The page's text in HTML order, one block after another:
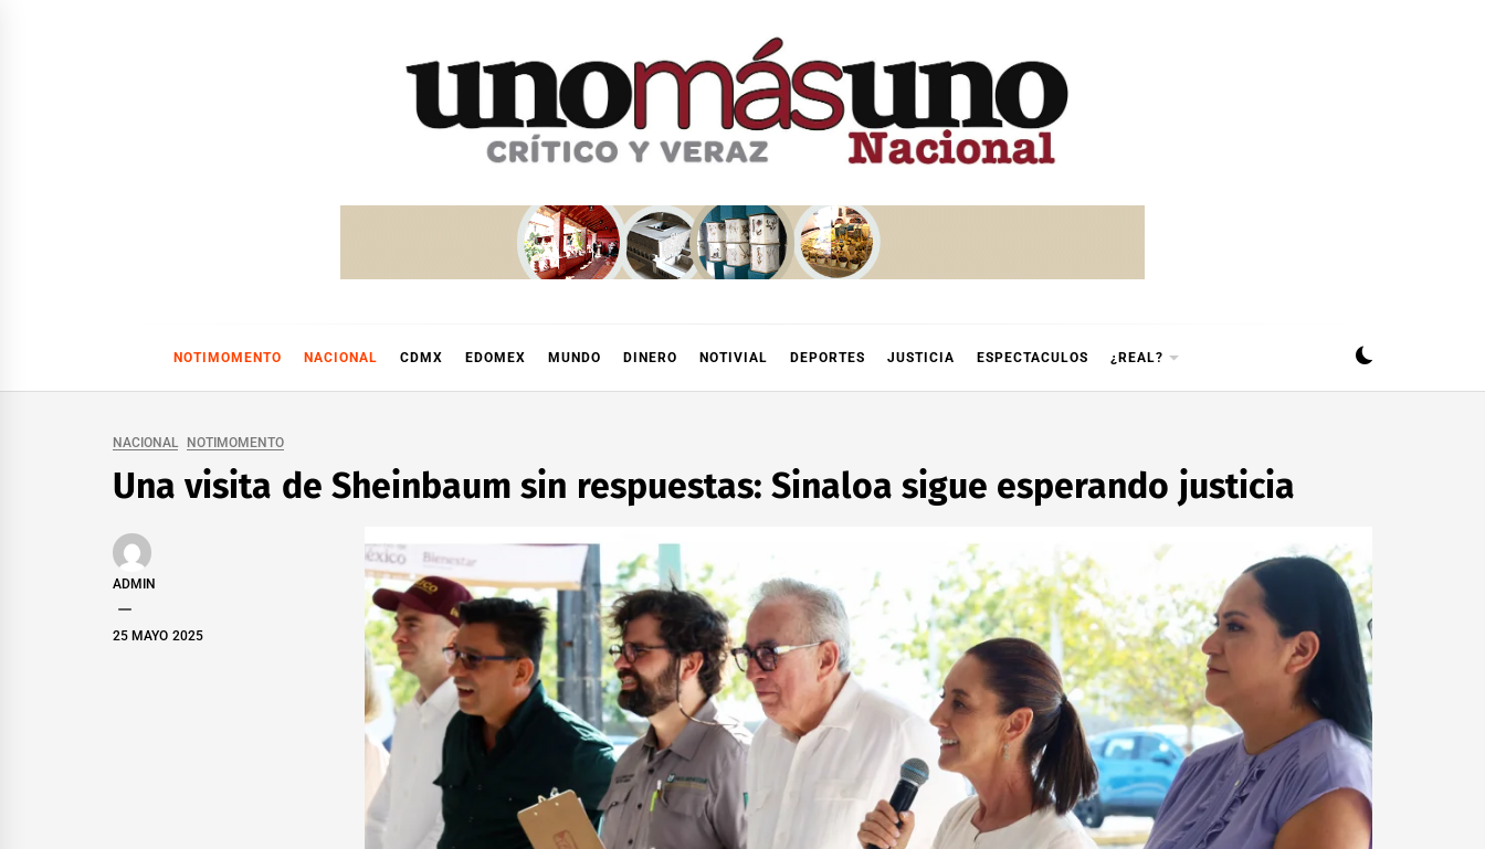
NOTIMOMENTO NACIONAL CDMX EDOMEX MUNDO DINERO NOTIVIAL DEPORTES JUSTICIA ESPECTACULOS ¿REAL?
NACIONAL NOTIMOMENTO
Una visita de Sheinbaum sin respuestas: Sinaloa sigue esperando justicia
ADMIN
25 MAYO 2025